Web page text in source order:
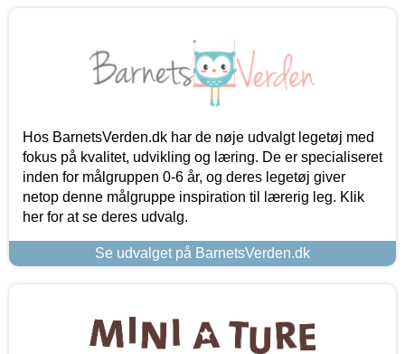
Hos BarnetsVerden.dk har de nøje udvalgt legetøj med
fokus på kvalitet, udvikling og læring. De er specialiseret
inden for målgruppen 0-6 år, og deres legetøj giver
netop denne målgruppe inspiration til lærerig leg. Klik
her for at se deres udvalg.
Se udvalget på BarnetsVerden.dk